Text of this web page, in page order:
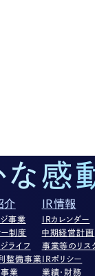
感
介
ジ事業
ー制度
ライフ
整備事業
事業
IR情報
IRカレンダー
中期経営計画
事業等のリス
IRポリシー
業績・財務